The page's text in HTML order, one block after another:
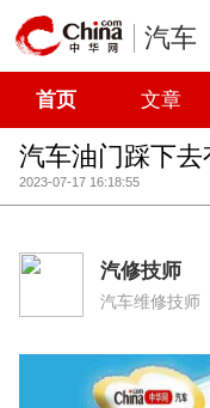
汽车
首页 文章
汽车油门踩下去
2023-07-17 16:18:55
汽修技师
汽车维修技师